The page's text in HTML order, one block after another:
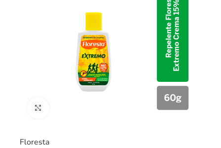
Floresta